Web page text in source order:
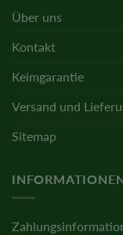
Über uns
Kontakt
Keimgarantie
Versand und
Sitemap